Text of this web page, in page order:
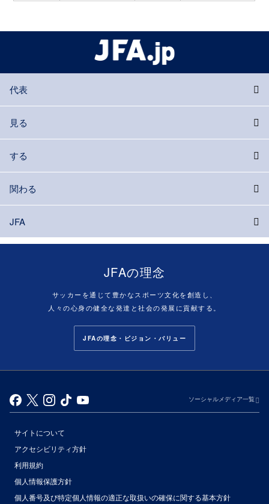
代表
見る
する
関わる
JFA
JFAの理念
サッカーを通じて豊かなスポーツ文化を創造し、
人々の心身の健全な発達と社会の発展に貢献する。
JFAの理念・ビジョン・バリュー
ソーシャルメディア一覧
サイトについて
アクセシビリティ方針
利用規約
個人情報保護方針
個人番号及び特定個人情報の適正な取扱いの確保に関する基本方針